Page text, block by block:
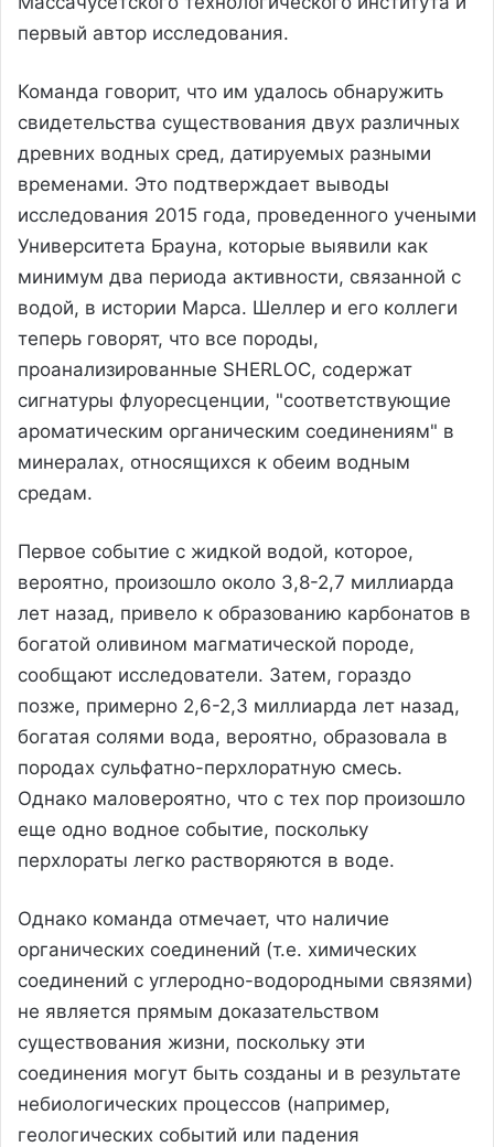
первый автор исследования.
Команда говорит, что им удалось обнаружить
свидетельства существования двух различных
древних водных сред, датируемых разными
временами. Это подтверждает выводы
исследования 2015 года, проведенного учеными
Университета Брауна, которые выявили как
минимум два периода активности, связанной с
водой, в истории Марса. Шеллер и его коллеги
теперь говорят, что все породы,
проанализированные SHERLOC, содержат
сигнатуры флуоресценции, "соответствующие
ароматическим органическим соединениям" в
минералах, относящихся к обеим водным
средам.
Первое событие с жидкой водой, которое,
вероятно, произошло около 3,8-2,7 миллиарда
лет назад, привело к образованию карбонатов в
богатой оливином магматической породе,
сообщают исследователи. Затем, гораздо
позже, примерно 2,6-2,3 миллиарда лет назад,
богатая солями вода, вероятно, образовала в
породах сульфатно-перхлоратную смесь.
Однако маловероятно, что с тех пор произошло
еще одно водное событие, поскольку
перхлораты легко растворяются в воде.
Однако команда отмечает, что наличие
органических соединений (т.е. химических
соединений с углеродно-водородными связями)
не является прямым доказательством
существования жизни, поскольку эти
соединения могут быть созданы и в результате
небиологических процессов (например,
геологических событий или падения